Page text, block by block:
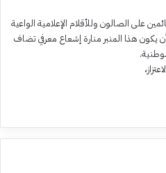
على الصالون وللأقلام الإعلامية الواعية
يكون هذا المنبر منارة إشعاع معرفي تضاف